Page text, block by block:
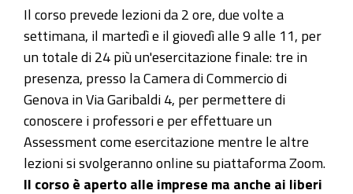
Il corso prevede lezioni da 2 ore, due volte a
settimana, il martedì e il giovedì alle 9 alle 11, per
un totale di 24 più un'esercitazione finale: tre in
presenza, presso la Camera di Commercio di
Genova in Via Garibaldi 4, per permettere di
conoscere i professori e per effettuare un
Assessment come esercitazione mentre le altre
lezioni si svolgeranno online su piattaforma Zoom.
Il corso è aperto alle imprese ma anche ai liberi